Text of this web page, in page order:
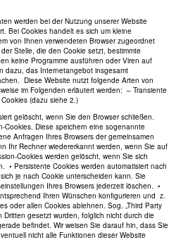
werden bei der Nutzung unserer Website
Bei Cookies handelt es sich um kleine
von Ihnen verwendeten Browser zugeordnet
Stelle, die den Cookie setzt, bestimmte
keine Programme ausführen oder Viren auf
dazu, das Internetangebot insgesamt
Diese Website nutzt folgende Arten von
im Folgenden erläutert werden: – Transiente
(dazu siehe 2.)
gelöscht, wenn Sie den Browser schließen.
Cookies. Diese speichern eine sogenannte
Anfragen Ihres Browsers der gemeinsamen
Ihr Rechner wiedererkannt werden, wenn Sie auf
Cookies werden gelöscht, wenn Sie sich
• Persistente Cookies werden automatisiert nach
je nach Cookie unterscheiden kann. Sie
Ihres Browsers jederzeit löschen. •
Ihren Wünschen konfigurieren und z.
oder allen Cookies ablehnen. Sog. „Third Party
Dritten gesetzt wurden, folglich nicht durch die
befindet. Wir weisen Sie darauf hin, dass Sie
nicht alle Funktionen dieser Website